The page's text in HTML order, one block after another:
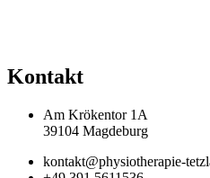
Kontakt
Am Krökentor 1A
39104 Magdeburg
kontakt@physiotherapie-